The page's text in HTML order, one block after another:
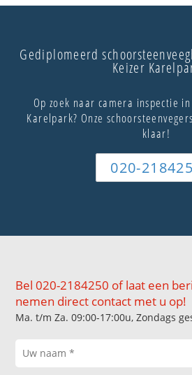
Gediplomeerd
Keizer
Op zoek naar camera inspectie
Karelpark? Onze
klaar!
020-
Bel 020-2184250 of laat een
nemen direct contact met u op!
Ma. t/m Za. 09:00-17:00u, Zondags